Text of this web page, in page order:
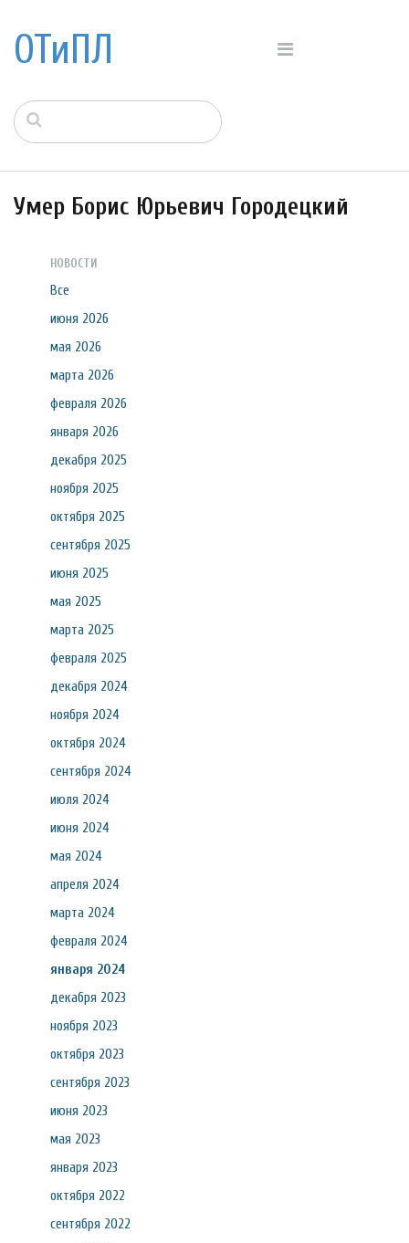
ОТиПЛ
Умер Борис Юрьевич Городецкий
НОВОСТИ
Все
июня 2026
мая 2026
марта 2026
февраля 2026
января 2026
декабря 2025
ноября 2025
октября 2025
сентября 2025
июня 2025
мая 2025
марта 2025
февраля 2025
декабря 2024
ноября 2024
октября 2024
сентября 2024
июля 2024
июня 2024
мая 2024
апреля 2024
марта 2024
февраля 2024
января 2024
декабря 2023
ноября 2023
октября 2023
сентября 2023
июня 2023
мая 2023
января 2023
октября 2022
сентября 2022